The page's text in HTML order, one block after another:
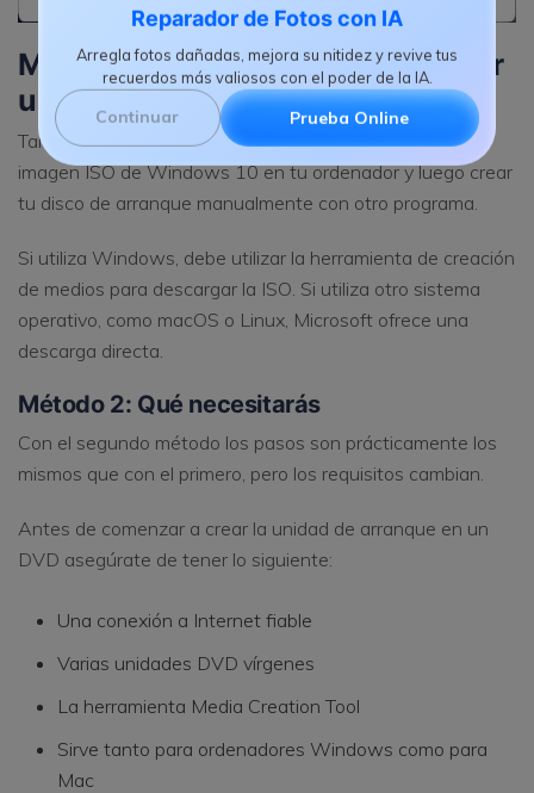
Reparador de Fotos con IA
Arregla fotos dañadas, mejora su nitidez y revive tus
recuerdos más valiosos con el poder de la IA.
Continuar Prueba Online
Método 2: Descargar el ISO y crear
una unidad USB de arranque
También tienes la opción de descargar el archivo de
imagen ISO de Windows 10 en tu ordenador y luego crear
tu disco de arranque manualmente con otro programa.
Si utiliza Windows, debe utilizar la herramienta de creación
de medios para descargar la ISO. Si utiliza otro sistema
operativo, como macOS o Linux, Microsoft ofrece una
descarga directa.
Método 2: Qué necesitarás
Con el segundo método los pasos son prácticamente los
mismos que con el primero, pero los requisitos cambian.
Antes de comenzar a crear la unidad de arranque en un
DVD asegúrate de tener lo siguiente:
Una conexión a Internet fiable
Varias unidades DVD vírgenes
La herramienta Media Creation Tool
Sirve tanto para ordenadores Windows como para
Mac